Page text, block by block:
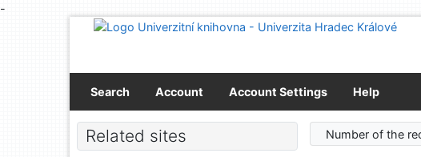
-
Go to content
Search Account Account Settings Help
Number of the
Related sites